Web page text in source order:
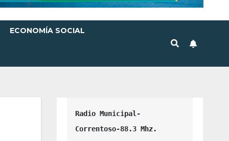
ECONOMÍA SOCIAL
Radio Municipal-
Correntoso-88.3 Mhz.